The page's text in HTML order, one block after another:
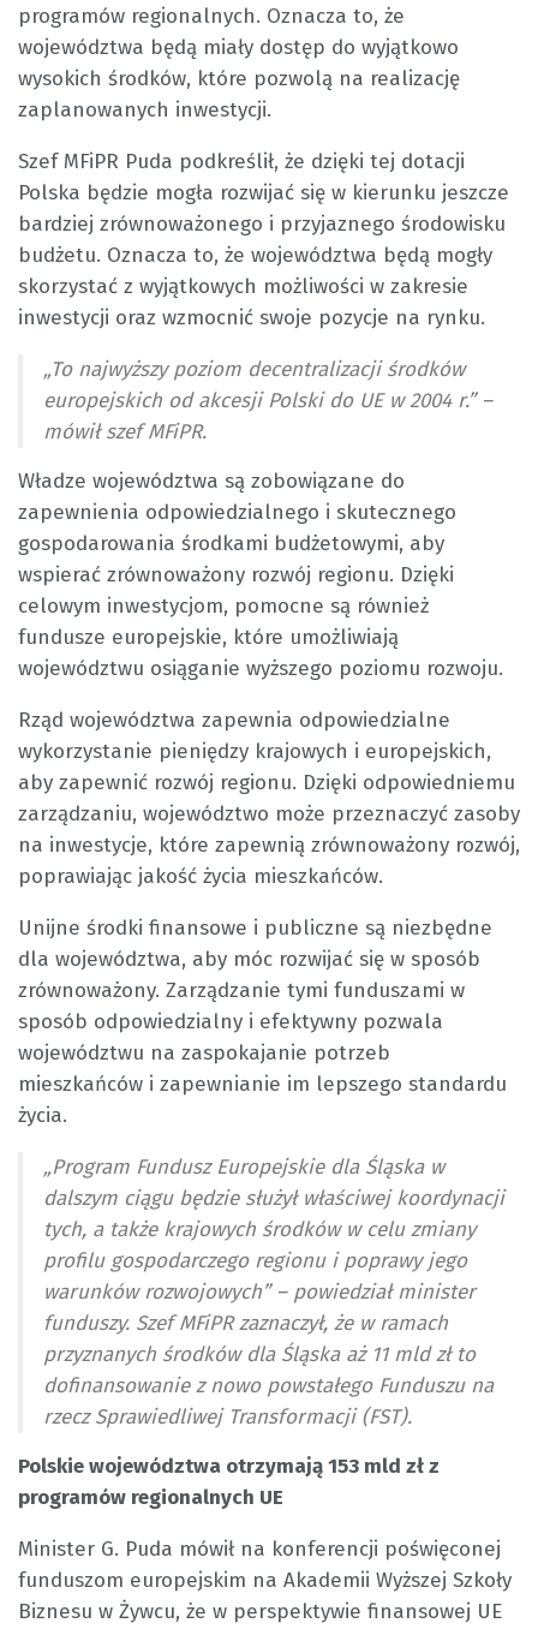
programów regionalnych. Oznacza to, że
województwa będą miały dostęp do wyjątkowo
wysokich środków, które pozwolą na realizację
zaplanowanych inwestycji.
Szef MFiPR Puda podkreślił, że dzięki tej dotacji
Polska będzie mogła rozwijać się w kierunku jeszcze
bardziej zrównoważonego i przyjaznego środowisku
budżetu. Oznacza to, że województwa będą mogły
skorzystać z wyjątkowych możliwości w zakresie
inwestycji oraz wzmocnić swoje pozycje na rynku.
„To najwyższy poziom decentralizacji środków
europejskich od akcesji Polski do UE w 2004 r.” –
mówił szef MFiPR.
Władze województwa są zobowiązane do
zapewnienia odpowiedzialnego i skutecznego
gospodarowania środkami budżetowymi, aby
wspierać zrównoważony rozwój regionu. Dzięki
celowym inwestycjom, pomocne są również
fundusze europejskie, które umożliwiają
województwu osiąganie wyższego poziomu rozwoju.
Rząd województwa zapewnia odpowiedzialne
wykorzystanie pieniędzy krajowych i europejskich,
aby zapewnić rozwój regionu. Dzięki odpowiedniemu
zarządzaniu, województwo może przeznaczyć zasoby
na inwestycje, które zapewnią zrównoważony rozwój,
poprawiając jakość życia mieszkańców.
Unijne środki finansowe i publiczne są niezbędne
dla województwa, aby móc rozwijać się w sposób
zrównoważony. Zarządzanie tymi funduszami w
sposób odpowiedzialny i efektywny pozwala
województwu na zaspokajanie potrzeb
mieszkańców i zapewnianie im lepszego standardu
życia.
„Program Fundusz Europejskie dla Śląska w
dalszym ciągu będzie służył właściwej koordynacji
tych, a także krajowych środków w celu zmiany
profilu gospodarczego regionu i poprawy jego
warunków rozwojowych” – powiedział minister
funduszy. Szef MFiPR zaznaczył, że w ramach
przyznanych środków dla Śląska aż 11 mld zł to
dofinansowanie z nowo powstałego Funduszu na
rzecz Sprawiedliwej Transformacji (FST).
Polskie województwa otrzymają 153 mld zł z
programów regionalnych UE
Minister G. Puda mówił na konferencji poświęconej
funduszom europejskim na Akademii Wyższej Szkoły
Biznesu w Żywcu, że w perspektywie finansowej UE